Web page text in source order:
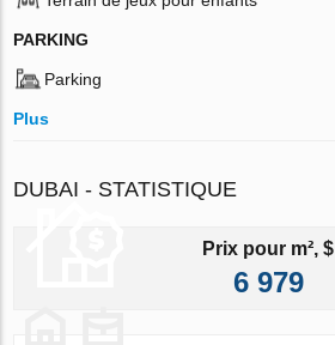
PARKING
Parking
Plus
DUBAI - STATISTIQUE
Prix pour m², $
6 979